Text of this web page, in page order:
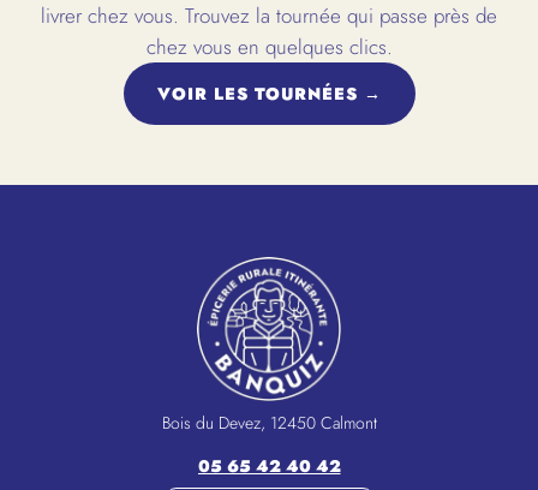
livrer chez vous. Trouvez la tournée qui passe près de
chez vous en quelques clics.
VOIR LES TOURNÉES →
Bois du Devez, 12450 Calmont
05 65 42 40 42